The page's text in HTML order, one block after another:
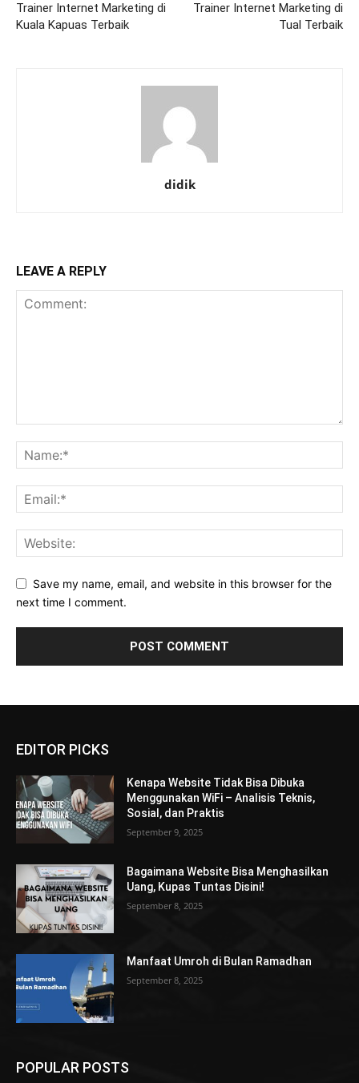
Trainer Internet Marketing di
Kuala Kapuas Terbaik
Trainer Internet Marketing di
Tual Terbaik
didik
LEAVE A REPLY
Save my name, email, and website in this browser for the
next time I comment.
EDITOR PICKS
Kenapa Website Tidak Bisa Dibuka
Menggunakan WiFi – Analisis Teknis,
Sosial, dan Praktis
September 9, 2025
Bagaimana Website Bisa Menghasilkan
Uang, Kupas Tuntas Disini!
September 8, 2025
Manfaat Umroh di Bulan Ramadhan
September 8, 2025
POPULAR POSTS